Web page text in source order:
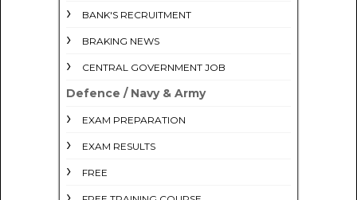
BANK'S RECRUITMENT
BRAKING NEWS
CENTRAL GOVERNMENT JOB
Defence / Navy & Army
EXAM PREPARATION
EXAM RESULTS
FREE